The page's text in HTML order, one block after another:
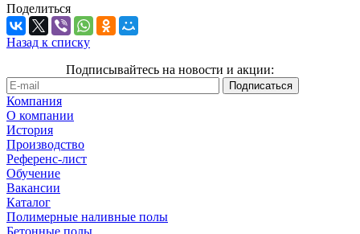
Поделиться
Назад к списку
Подписывайтесь на новости и акции:
Компания
О компании
История
Производство
Референс-лист
Обучение
Вакансии
Каталог
Полимерные наливные полы
Бетонные полы